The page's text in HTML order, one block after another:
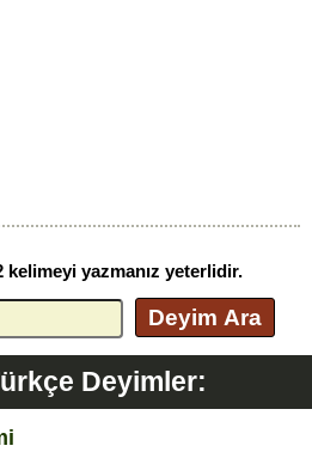
kelimeyi yazmanız yeterlidir.
Deyim Ara
Deyimler: